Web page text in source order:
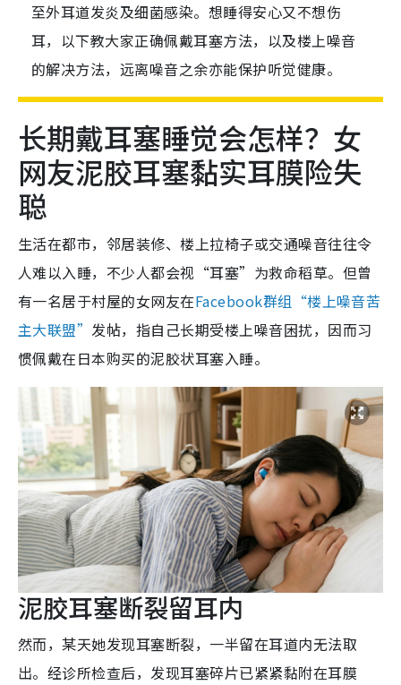
至外耳道发炎及细菌感染。想睡得安心又不想伤
耳，以下教大家正确佩戴耳塞方法，以及楼上噪音
的解决方法，远离噪音之余亦能保护听觉健康。
长期戴耳塞睡觉会怎样？女
网友泥胶耳塞黏实耳膜险失
聪
生活在都市，邻居装修、楼上拉椅子或交通噪音往往令
人难以入睡，不少人都会视“耳塞”为救命稻草。但曾
有一名居于村屋的女网友在Facebook群组“楼上噪音苦
主大联盟” 发帖，指自己长期受楼上噪音困扰，因而习
惯佩戴在日本购买的泥胶状耳塞入睡。
泥胶耳塞断裂留耳内
然而，某天她发现耳塞断裂，一半留在耳道内无法取
出。经诊所检查后，发现耳塞碎片已紧紧黏附在耳膜